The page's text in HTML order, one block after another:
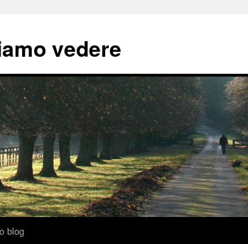
vedere
blog